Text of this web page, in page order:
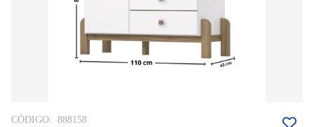
CÓDIGO: 888158